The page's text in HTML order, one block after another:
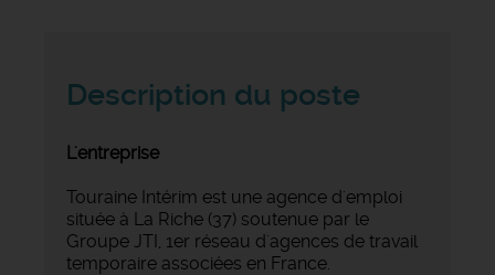
Description du poste
L'entreprise
Touraine Intérim est une agence d'emploi
située à La Riche (37) soutenue par le
Groupe JTI, 1er réseau d'agences de travail
temporaire associées en France.